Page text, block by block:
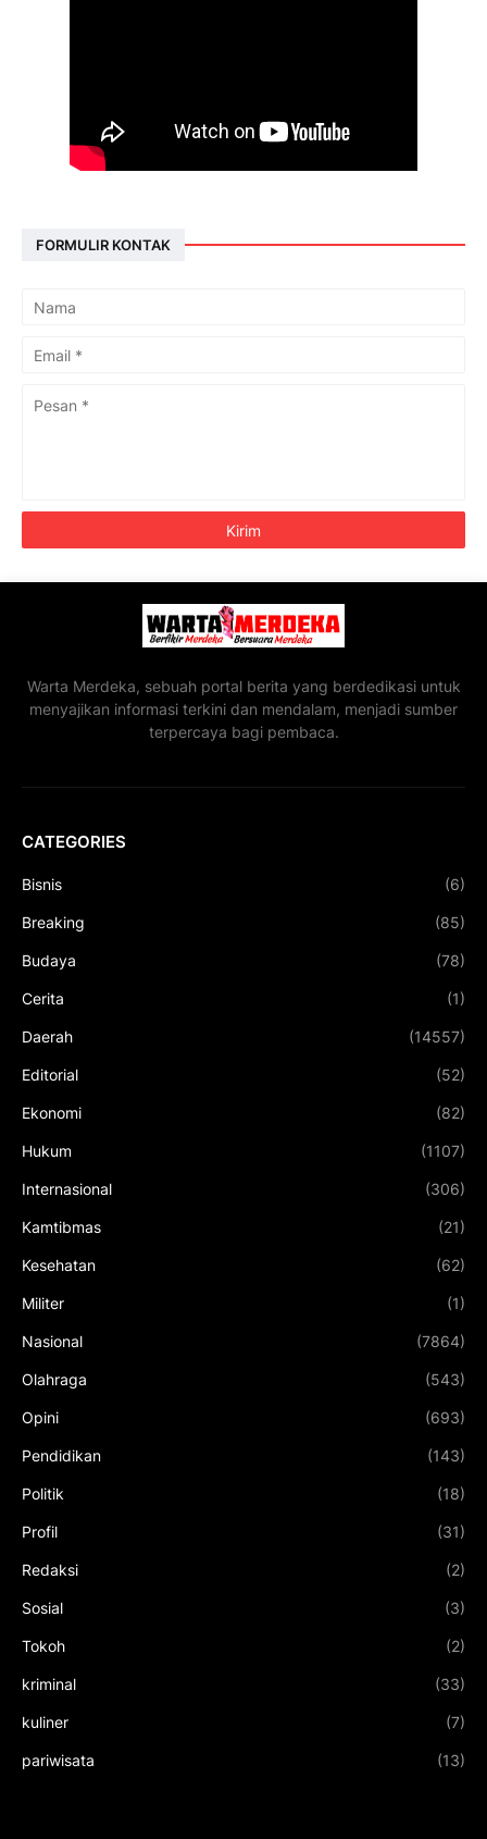
FORMULIR KONTAK
Warta Merdeka, sebuah portal berita yang berdedikasi untuk
menyajikan informasi terkini dan mendalam, menjadi sumber
terpercaya bagi pembaca.
CATEGORIES
Bisnis (6)
Breaking (85)
Budaya (78)
Cerita (1)
Daerah (14557)
Editorial (52)
Ekonomi (82)
Hukum (1107)
Internasional (306)
Kamtibmas (21)
Kesehatan (62)
Militer (1)
Nasional (7864)
Olahraga (543)
Opini (693)
Pendidikan (143)
Politik (18)
Profil (31)
Redaksi (2)
Sosial (3)
Tokoh (2)
kriminal (33)
kuliner (7)
pariwisata (13)